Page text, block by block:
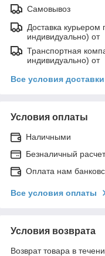
Самовывоз
Доставка курьером
индивидуально) от
Транспортная
индивидуально) от
Все условия доставки
Условия оплаты
Наличными
Безналичный расчет
Оплата нам
Все условия оплаты
Условия возврата
Возврат товара в